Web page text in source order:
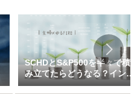
SCHDとS&P500を半々で積
み立てたらどうなる？インデ
ックス×高配当のハイブリッ
ド投資戦略